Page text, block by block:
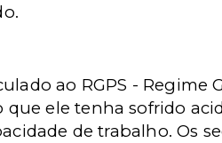
ao RGPS - Regime
que ele tenha sofrido
de trabalho. Os